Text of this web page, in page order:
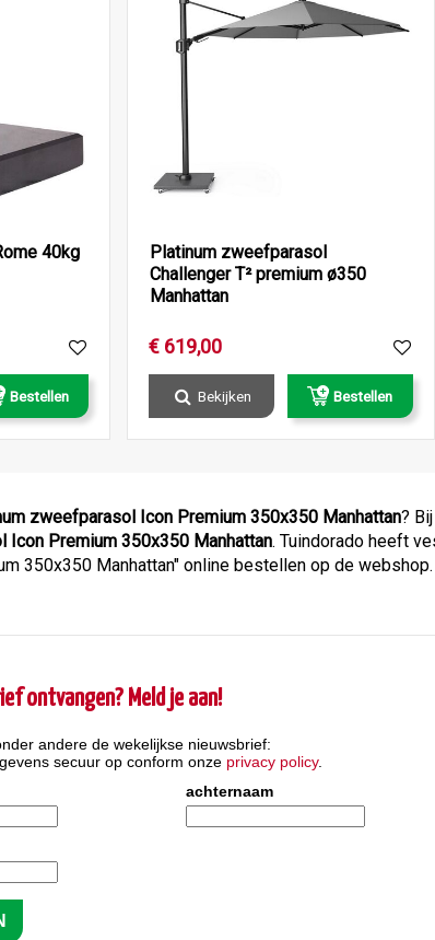
40kg
Bestellen
Platinum zweefparasol
Challenger T² premium ø350
Manhattan
€ 619,00
Bekijken Bestellen
zweefparasol Icon Premium 350x350 Manhattan?
Icon Premium 350x350 Manhattan. Tuindorado heeft
350x350 Manhattan" online bestellen op de
ontvangen? Meld je aan!
andere de wekelijkse nieuwsbrief:
secuur op conform onze privacy policy.
achternaam